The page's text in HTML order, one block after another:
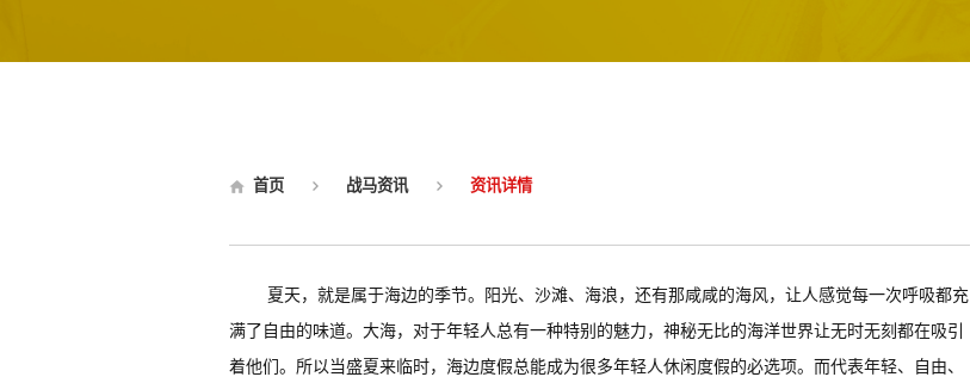
首页 战马资讯 资讯详情
夏天，就是属于海边的季节。阳光、沙滩、海浪，还有那咸咸的海风，让人感觉每一次呼吸都充
满了自由的味道。大海，对于年轻人总有一种特别的魅力，神秘无比的海洋世界让无时无刻都在吸引
着他们。所以当盛夏来临时，海边度假总能成为很多年轻人休闲度假的必选项。而代表年轻、自由、